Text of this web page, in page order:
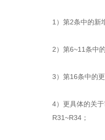
1）第2条中的新
2）第6~11条中
3）第16条中的
4）更具体的关
R31~R34；